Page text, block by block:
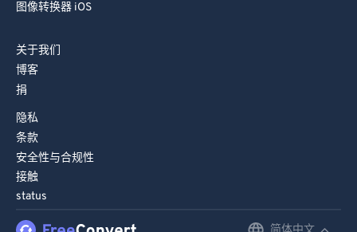
图像转换器 iOS
关于我们
博客
捐
隐私
条款
安全性与合规性
接触
status